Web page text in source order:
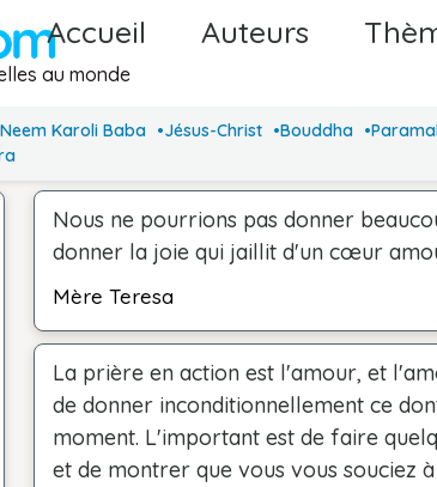
au monde
Accueil Auteurs
Neem Karoli Baba Jésus-Christ Bouddha
Nous ne pourrions pas donner
donner la joie qui jaillit d'un cœur
Mère Teresa
La prière en action est l'amour, et
de donner inconditionnellement ce
moment. L'important est de faire
et de montrer que vous vous souciez